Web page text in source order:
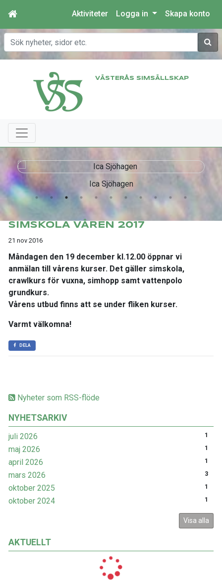
Aktiviteter Logga in Skapa konto
Sök
VÄSTERÅS SIMSÄLLSKAP
Ica Sjöhagen
Nyheter som RSS-flöde
NYHETSARKIV
juli 2026 1
maj 2026 1
april 2026 1
mars 2026 3
oktober 2025 1
oktober 2024 1
Visa alla
AKTUELLT
SIMSKOLA VÅREN 2017
21 nov 2016
Måndagen den 19 december kl.12.00 öppnar vi
anmälan till vårens kurser. Det gäller simskola,
crawlkurs för vuxna, simhopp samt vattenpolo
grundkurs.
Vårens utbud finns att se under fliken kurser.
Varmt välkomna!
DELA